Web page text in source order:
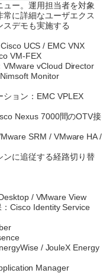
ュー。運用担当者を対象
常に詳細なユーザエクス
スデモも実施する
UCS / EMC VNX
VM-FEX
VMware vCloud Director
Monitor
ョン：EMC VPLEX
Nexus 7000間のOTV接
SRM / VMware HA /
に追従する経路切り替
/ VMware View
Cisco Identity Service
/ JouleX Energy
Manager